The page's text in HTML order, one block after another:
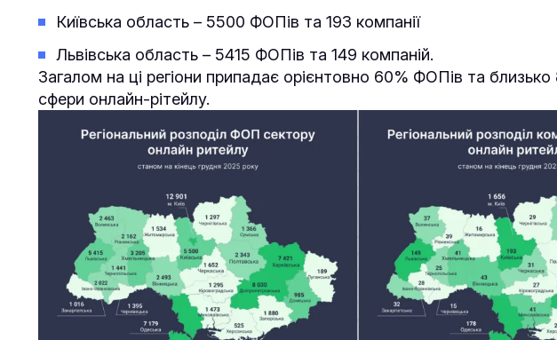
Київська область – 5500 ФОПів та 193 компанії
Львівська область – 5415 ФОПів та 149 компаній.
Загалом на ці регіони припадає орієнтовно 60% ФОПів та близько
сфери онлайн-рітейлу.